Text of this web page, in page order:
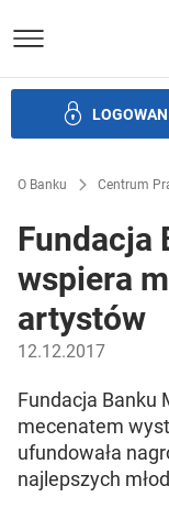
O Banku Centrum
Fundacja
wspiera
artystów
12.12.2017
Fundacja Banku
mecenatem
ufundowała
najlepszych